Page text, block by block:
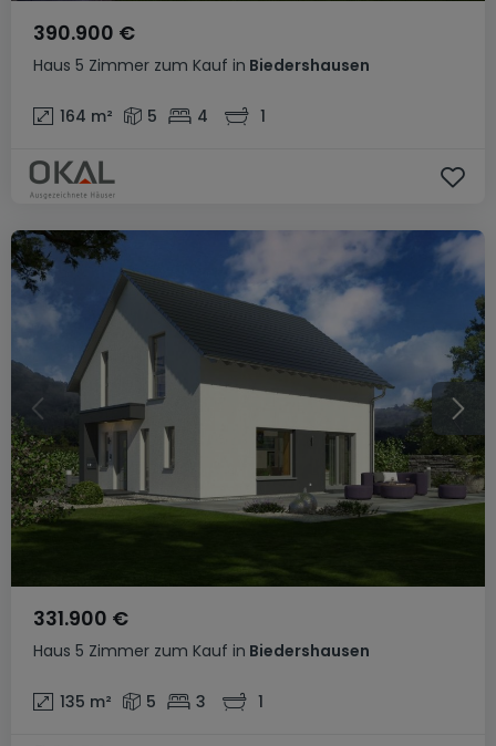
Haus 5 Zimmer zum Kauf in Biedershausen
390.900 €
164 m² 5 4 1
Haus 5 Zimmer zum Kauf in Biedershausen
331.900 €
135 m² 5 3 1